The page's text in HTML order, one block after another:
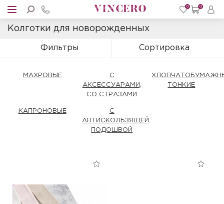
0 0
Колготки для новорожденных
Фильтры Сортировка
МАХРОВЫЕ
С
АКСЕССУАРАМИ,
СО СТРАЗАМИ
ТОНКИЕ
КАПРОНОВЫЕ
С
АНТИСКОЛЬЗЯЩЕЙ
ПОДОШВОЙ